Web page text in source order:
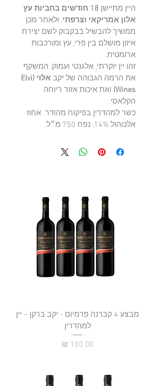
היין מתיישן
18 חודשים בחביות עץ
אלון אמריקאי וצרפתי, ולאחר מכן
ממשיך להבשיל בבקבוק לשם יצירת
איזון מושלם בין פרי, עץ ומורכבות
ארומטית.
זהו יין יוקרתי, אלגנטי ועמוק, המשקף
את הרמה הגבוהה של יקב
אלוי (Elvi
Wines) ואת איכות אזור ריוחה
הקלאסי.
כשר למהדרין בפיקוח מהודר. אחוז
אלכוהול ‎14%‎, נפח ‎750 מ״ל‎.
מבצע 4 קברנה פרמיום - יקב ברקן – יין
למהדרין
מחיר